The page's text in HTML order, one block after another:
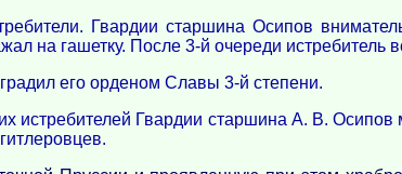
Гвардии старшина Осипов
на гашетку. После 3-й очереди истребитель
его орденом Славы 3-й степени.
истребителей Гвардии старшина А. В.